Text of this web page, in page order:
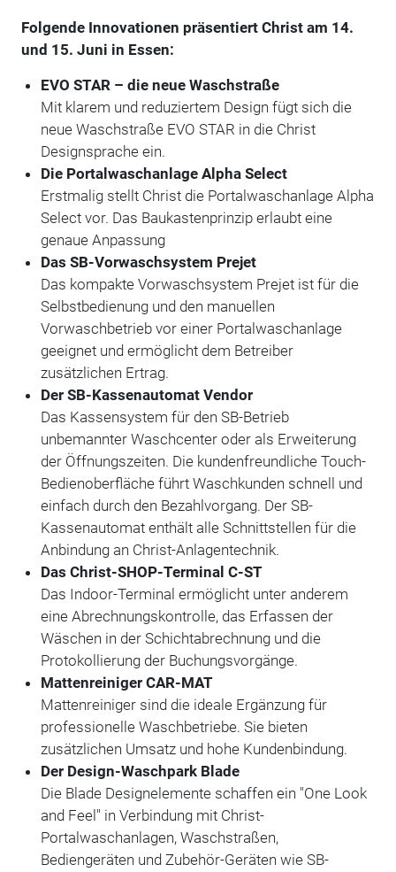
Folgende Innovationen präsentiert Christ am 14.
und 15. Juni in Essen:
EVO STAR – die neue Waschstraße
Mit klarem und reduziertem Design fügt sich die
neue Waschstraße EVO STAR in die Christ
Designsprache ein.
Die Portalwaschanlage Alpha Select
Erstmalig stellt Christ die Portalwaschanlage Alpha
Select vor. Das Baukastenprinzip erlaubt eine
genaue Anpassung
Das SB-Vorwaschsystem Prejet
Das kompakte Vorwaschsystem Prejet ist für die
Selbstbedienung und den manuellen
Vorwaschbetrieb vor einer Portalwaschanlage
geeignet und ermöglicht dem Betreiber
zusätzlichen Ertrag.
Der SB-Kassenautomat Vendor
Das Kassensystem für den SB-Betrieb
unbemannter Waschcenter oder als Erweiterung
der Öffnungszeiten. Die kundenfreundliche Touch-
Bedienoberfläche führt Waschkunden schnell und
einfach durch den Bezahlvorgang. Der SB-
Kassenautomat enthält alle Schnittstellen für die
Anbindung an Christ-Anlagentechnik.
Das Christ-SHOP-Terminal C-ST
Das Indoor-Terminal ermöglicht unter anderem
eine Abrechnungskontrolle, das Erfassen der
Wäschen in der Schichtabrechnung und die
Protokollierung der Buchungsvorgänge.
Mattenreiniger CAR-MAT
Mattenreiniger sind die ideale Ergänzung für
professionelle Waschbetriebe. Sie bieten
zusätzlichen Umsatz und hohe Kundenbindung.
Der Design-Waschpark Blade
Die Blade Designelemente schaffen ein "One Look
and Feel" in Verbindung mit Christ-
Portalwaschanlagen, Waschstraßen,
Bediengeräten und Zubehör-Geräten wie SB-